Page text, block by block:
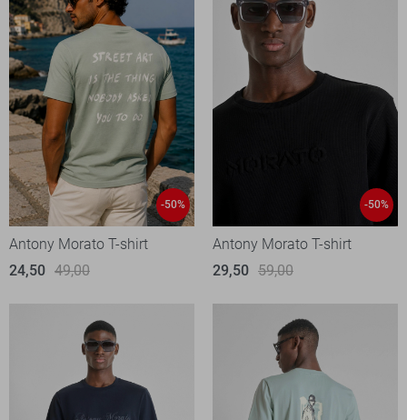
-50%
Antony Morato T-shirt
24,50 49,00
-50%
Antony Morato T-shirt
29,50 59,00